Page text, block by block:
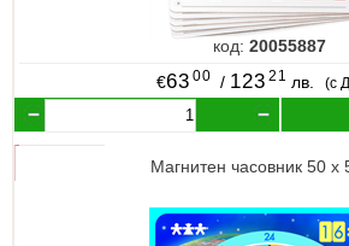
код: 20055887
€63 00 / 123 21 лв. (с
Магнитен часовник 50 х